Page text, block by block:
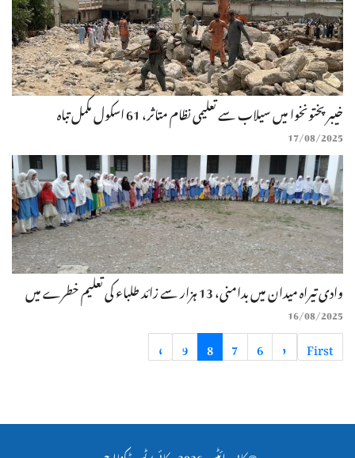
خیبرپختونخوا میں سیلاب سے تعلیمی نظام متاثر، 61 اسکول مکمل تباہ
17/08/2025
وادی تیراہ میدان میں بدامنی، 13 ہزار سے زائد طلباء کی تعلیم خطرے میں
16/08/2025
First
«
6
7
8
9
»